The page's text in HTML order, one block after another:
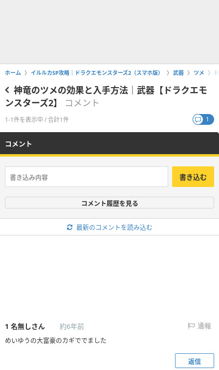
ホーム イルルカSP攻略｜ドラクエモンスターズ2（スマホ版） 武器 ツメ
神竜のツメの効果と入手方法｜武器【ドラクエモ
ンスターズ2】
コメント
1-1件を表示中 / 合計1件 1
コメント
書き込む
コメント履歴を見る
最新のコメントを読み込む
1 名無しさん 約6年前 通報
めいゆうの大富豪のカギででました
返信